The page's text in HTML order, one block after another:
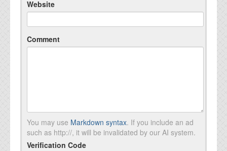
Website
Comment
You may use Markdown syntax. If you include an ad
such as http://, it will be invalidated by our AI system.
Verification Code